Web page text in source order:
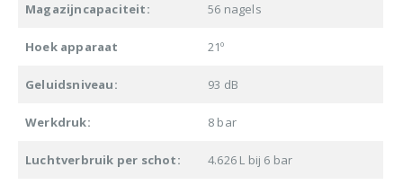
Magazijncapaciteit: 56 nagels
Hoek apparaat 21º
Geluidsniveau: 93 dB
Werkdruk: 8 bar
Luchtverbruik per schot: 4.626 L bij 6 bar